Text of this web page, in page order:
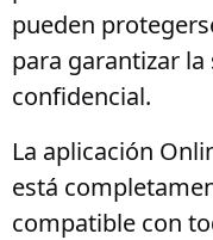
pueden
para garantizar
confidencial.
La aplicación
está
compatible con